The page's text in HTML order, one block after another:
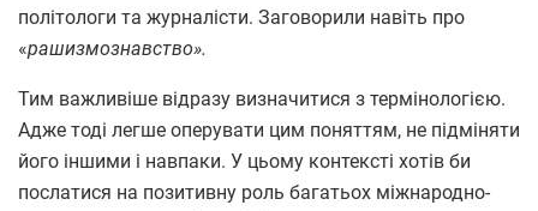
політологи та журналісти. Заговорили навіть про
«рашизмознавство».
Тим важливіше відразу визначитися з термінологією.
Адже тоді легше оперувати цим поняттям, не підміняти
його іншими і навпаки. У цьому контексті хотів би
послатися на позитивну роль багатьох міжнародно-